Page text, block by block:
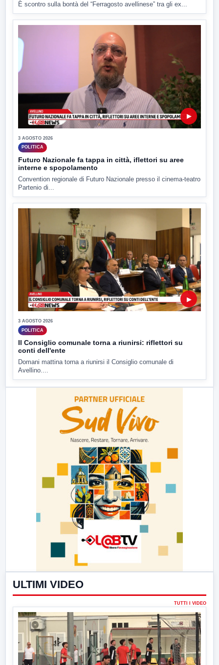
È scontro sulla bontà del “Ferragosto avellinese” tra gli ex...
▶
3 AGOSTO 2026
POLITICA
Futuro Nazionale fa tappa in città, iflettori su aree
interne e spopolamento
Convention regionale di Futuro Nazionale presso il cinema-teatro
Partenio di...
▶
3 AGOSTO 2026
POLITICA
Il Consiglio comunale torna a riunirsi: riflettori su
conti dell'ente
Domani mattina torna a riunirsi il Consiglio comunale di
Avellino....
ULTIMI VIDEO
TUTTI I VIDEO